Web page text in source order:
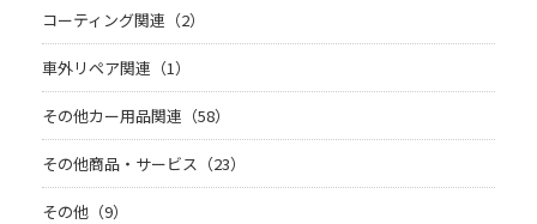
コーティング関連（2）
車外リペア関連（1）
その他カー用品関連（58）
その他商品・サービス（23）
その他（9）